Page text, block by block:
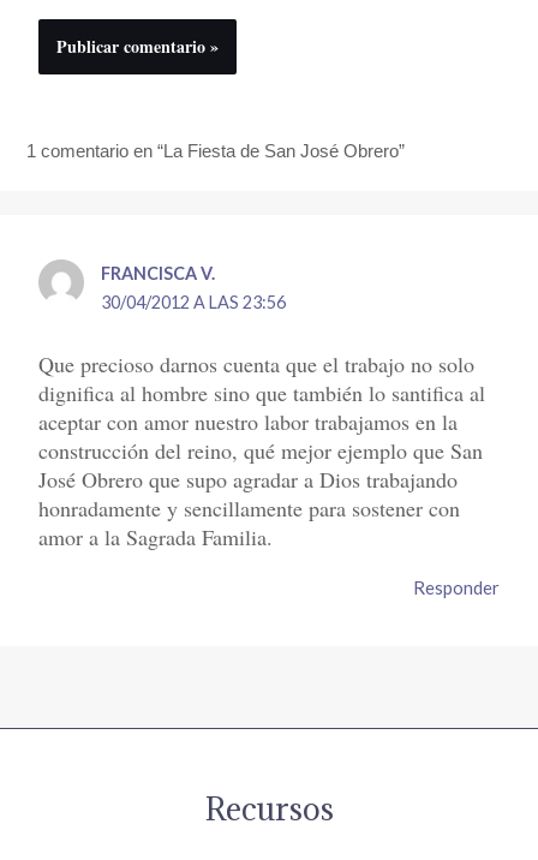
1 comentario en “La Fiesta de San José Obrero”
FRANCISCA V.
30/04/2012 A LAS 23:56
Que precioso darnos cuenta que el trabajo no solo
dignifica al hombre sino que también lo santifica al
aceptar con amor nuestro labor trabajamos en la
construcción del reino, qué mejor ejemplo que San
José Obrero que supo agradar a Dios trabajando
honradamente y sencillamente para sostener con
amor a la Sagrada Familia.
Responder
Recursos